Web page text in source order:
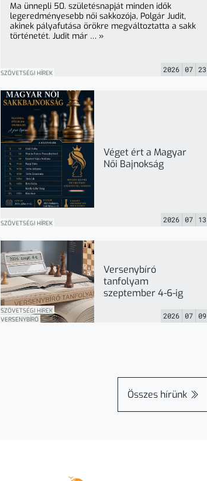
Ma ünnepli 50. születésnapját minden idők
legeredményesebb női sakkozója, Polgár Judit,
akinek pályafutása örökre megváltoztatta a sakk
történetét. Judit már … »
SZÖVETSÉGI HÍREK 2026 07 23
Véget ért a Magyar
Női Bajnokság
SZÖVETSÉGI HÍREK 2026 07 13
Versenybíró
tanfolyam
szeptember 4-6-ig
SZÖVETSÉGI HÍREK
VERSENYBÍRÓ
2026 07 09
Összes hírünk